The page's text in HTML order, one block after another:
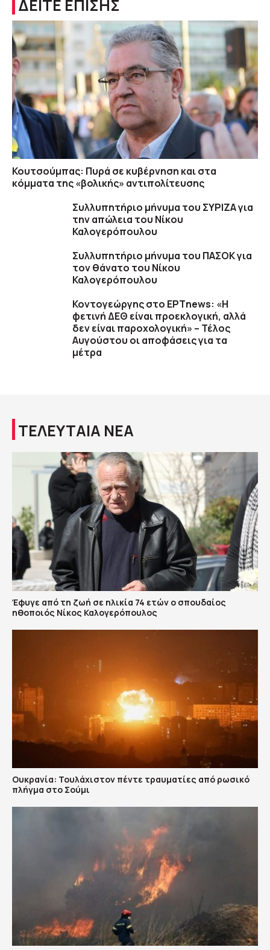
ΔΕΙΤΕ ΕΠΙΣΗΣ
Κουτσούμπας: Πυρά σε κυβέρνηση και στα
κόμματα της «βολικής» αντιπολίτευσης
Συλλυπητήριο μήνυμα του ΣΥΡΙΖΑ για
την απώλεια του Νίκου
Καλογερόπουλου
Συλλυπητήριο μήνυμα του ΠΑΣΟΚ για
τον θάνατο του Νίκου
Καλογερόπουλου
Κοντογεώργης στο ΕΡΤnews: «Η
φετινή ΔΕΘ είναι προεκλογική, αλλά
δεν είναι παροχολογική» – Τέλος
Αυγούστου οι αποφάσεις για τα
μέτρα
ΤΕΛΕΥΤΑΙΑ ΝΕΑ
Έφυγε από τη ζωή σε ηλικία 74 ετών ο σπουδαίος
ηθοποιός Νίκος Καλογερόπουλος
Ουκρανία: Τουλάχιστον πέντε τραυματίες από ρωσικό
πλήγμα στο Σούμι